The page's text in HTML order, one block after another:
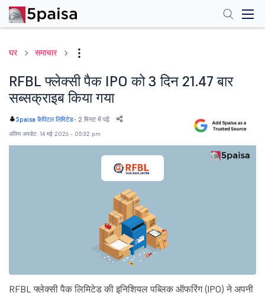
घर समाचार
RFBL फ्लेक्सी पैक IPO को 3 दिन 21.47 बार
सब्सक्राइब किया गया
5paisa कैपिटल लिमिटेड- 2 मिनट में पढ़ें
अंतिम अपडेट: 14 मई 2026 - 05:32 pm
RFBL फ्लेक्सी पैक लिमिटेड की इनिशियल पब्लिक ऑफरिंग (IPO) ने अपनी